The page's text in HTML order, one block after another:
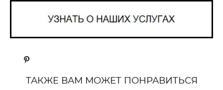
ТАКЖЕ ВАМ МОЖЕТ ПОНРАВИТЬСЯ